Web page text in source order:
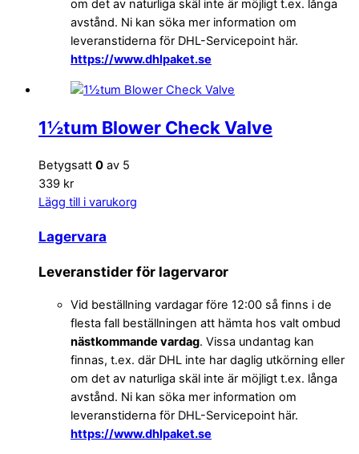
om det av naturliga skäl inte är möjligt t.ex. långa
avstånd. Ni kan söka mer information om
leveranstiderna för DHL-Servicepoint här.
https://www.dhlpaket.se
1½tum Blower Check Valve
Betygsatt 0 av 5
339 kr
Lägg till i varukorg
Lagervara
Leveranstider för lagervaror
Vid beställning vardagar före 12:00 så finns i de
flesta fall beställningen att hämta hos valt ombud
nästkommande vardag. Vissa undantag kan
finnas, t.ex. där DHL inte har daglig utkörning eller
om det av naturliga skäl inte är möjligt t.ex. långa
avstånd. Ni kan söka mer information om
leveranstiderna för DHL-Servicepoint här.
https://www.dhlpaket.se